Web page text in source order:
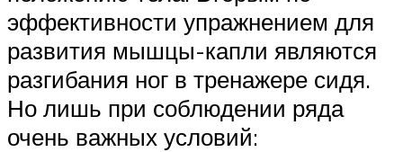
эффективности упражнением для
развития мышцы-капли являются
разгибания ног в тренажере сидя.
Но лишь при соблюдении ряда
очень важных условий: